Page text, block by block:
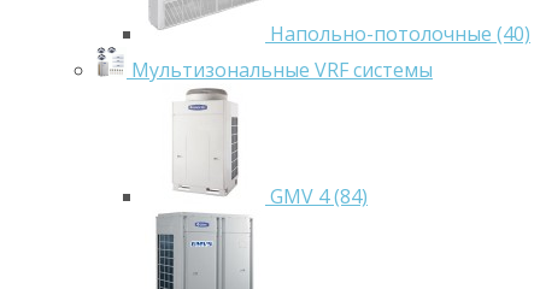
Напольно-потолочные (40)
Мультизональные VRF системы
GMV 4 (84)